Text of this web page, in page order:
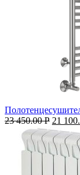
23 450.00Р 21